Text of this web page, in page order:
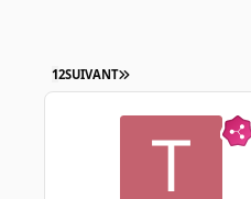
12SUIVANT